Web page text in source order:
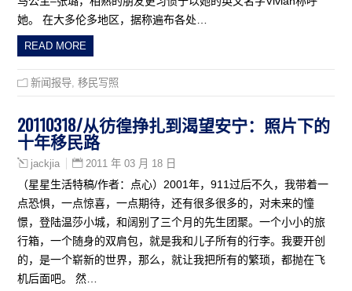
她。 在大多伦多地区，据称遍布各处…
READ MORE
新闻报导 ,移民写照
20110318/从彷徨挣扎到渴望安宁：照片下的
十年移民路
jackjia 2011 年 03 月 18 日
（星星生活特稿/作者：点心）2001年，911过后不久，我带着一
点恐惧，一点惊喜，一点期待，还有很多很多的，对未来的憧
憬，登陆温莎小城，和阔别了三个月的先生团聚。一个小小的旅
行箱，一个随身的双肩包，就是我和儿子所有的行李。我要开创
的，是一个崭新的世界，那么，就让我把所有的繁琐，都抛在飞
机后面吧。 然…